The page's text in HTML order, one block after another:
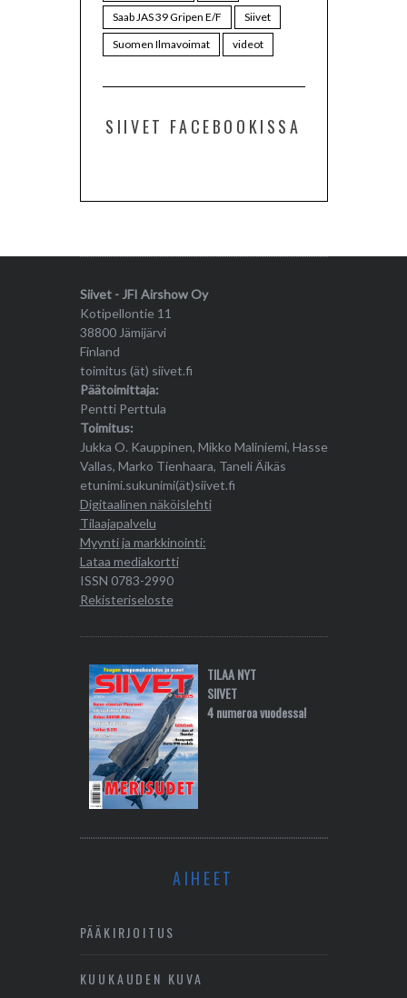
Saab JAS 39 Gripen E/F
Siivet
Suomen Ilmavoimat
videot
SIIVET FACEBOOKISSA
Siivet - JFI Airshow Oy
Kotipellontie 11
38800 Jämijärvi
Finland
toimitus (ät) siivet.fi
Päätoimittaja:
Pentti Perttula
Toimitus:
Jukka O. Kauppinen, Mikko Maliniemi, Hasse
Vallas, Marko Tienhaara, Taneli Äikäs
etunimi.sukunimi(ät)siivet.fi
Digitaalinen näköislehti
Tilaajapalvelu
Myynti ja markkinointi:
Lataa mediakortti
ISSN 0783-2990
Rekisteriseloste
TILAA NYT
SIIVET
4 numeroa vuodessa!
AIHEET
PÄÄKIRJOITUS
KUUKAUDEN KUVA